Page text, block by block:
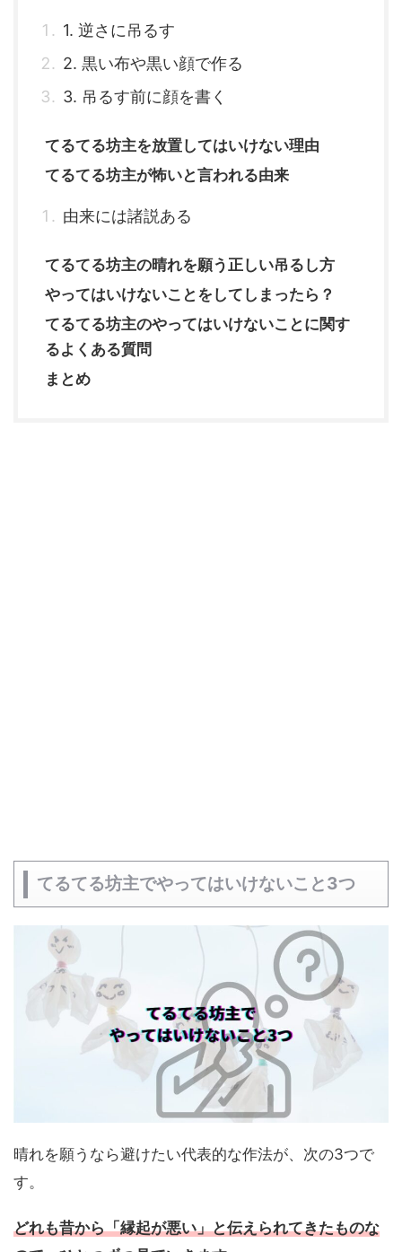
1. 逆さに吊るす
2. 黒い布や黒い顔で作る
3. 吊るす前に顔を書く
てるてる坊主を放置してはいけない理由
てるてる坊主が怖いと言われる由来
由来には諸説ある
てるてる坊主の晴れを願う正しい吊るし方
やってはいけないことをしてしまったら？
てるてる坊主のやってはいけないことに関す
るよくある質問
まとめ
てるてる坊主でやってはいけないこと3つ
晴れを願うなら避けたい代表的な作法が、次の3つで
す。
どれも昔から「縁起が悪い」と伝えられてきたものな